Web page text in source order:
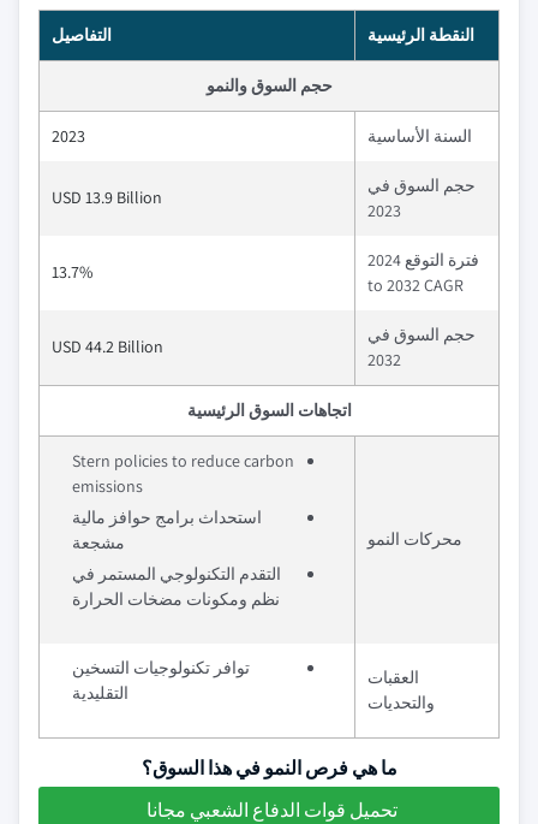
النقطة الرئيسية التفاصيل
حجم السوق والنمو
السنة الأساسية 2023
حجم السوق في
2023
USD 13.9 Billion
فترة التوقع 2024
to 2032 CAGR
13.7%
حجم السوق في
2032
USD 44.2 Billion
اتجاهات السوق الرئيسية
محركات النمو
Stern policies to reduce carbon
emissions
استحداث برامج حوافز مالية
مشجعة
التقدم التكنولوجي المستمر في
نظم ومكونات مضخات الحرارة
العقبات
والتحديات
توافر تكنولوجيات التسخين
التقليدية
ما هي فرص النمو في هذا السوق؟
تحميل قوات الدفاع الشعبي مجانا